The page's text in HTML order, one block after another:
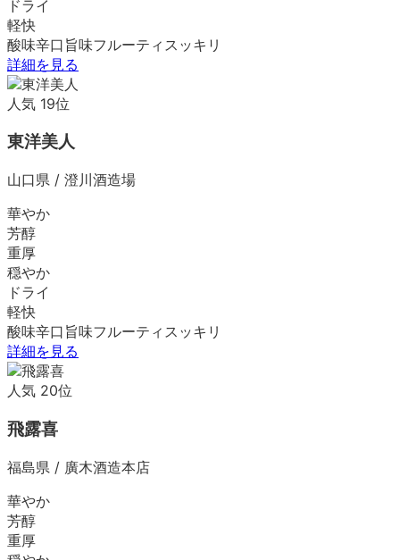
ドライ
軽快
酸味辛口 旨味フルーティ スッキリ
詳細を見る
人気 19位
東洋美人
山口県 / 澄川酒造場
華やか
芳醇
重厚
穏やか
ドライ
軽快
酸味辛口 旨味フルーティ スッキリ
詳細を見る
人気 20位
飛露喜
福島県 / 廣木酒造本店
華やか
芳醇
重厚